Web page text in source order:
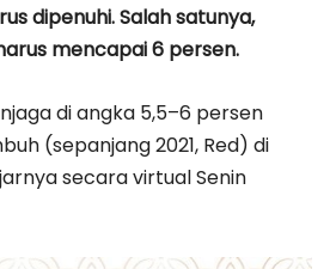
dipenuhi. Salah satunya,
mencapai 6 persen.
di angka 5,5–6 persen
(sepanjang 2021, Red) di
secara virtual Senin